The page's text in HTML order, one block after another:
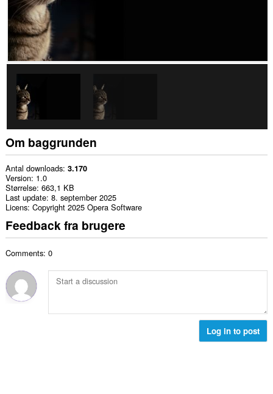
Om baggrunden
Antal downloads 3.170
Version 1.0
Størrelse 663,1 KB
Last update 8. september 2025
Licens Copyright 2025 Opera Software
Feedback fra brugere
Comments: 0
Log in to post